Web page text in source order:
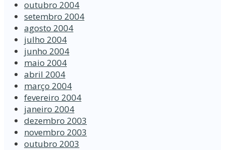
outubro 2004
setembro 2004
agosto 2004
julho 2004
junho 2004
maio 2004
abril 2004
março 2004
fevereiro 2004
janeiro 2004
dezembro 2003
novembro 2003
outubro 2003